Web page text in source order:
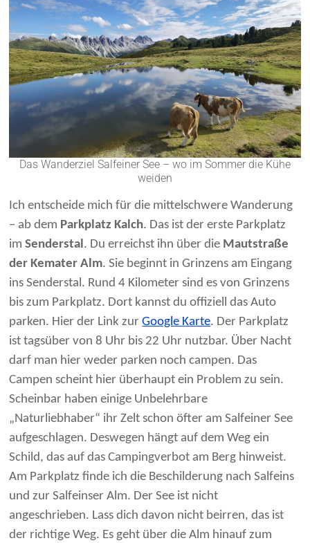
Das Wanderziel Salfeiner See – wo im Sommer die Kühe
weiden
Ich entscheide mich für die mittelschwere Wanderung
– ab dem Parkplatz Kalch. Das ist der erste Parkplatz
imSenderstal. Du erreichst ihn über die Mautstraße
der Kemater Alm. Sie beginnt in Grinzens am Eingang
ins Senderstal. Rund 4 Kilometer sind es von Grinzens
bis zum Parkplatz. Dort kannst du offiziell das Auto
parken. Hier der Link zurGoogle Karte. Der Parkplatz
ist tagsüber von 8 Uhr bis 22 Uhr nutzbar. Über Nacht
darf man hier weder parken noch campen. Das
Campen scheint hier überhaupt ein Problem zu sein.
Scheinbar haben einige Unbelehrbare
„Naturliebhaber“ ihr Zelt schon öfter am Salfeiner See
aufgeschlagen. Deswegen hängt auf dem Weg ein
Schild, das auf das Campingverbot am Berg hinweist.
Am Parkplatz finde ich die Beschilderung nach Salfeins
und zur Salfeinser Alm. Der See ist nicht
angeschrieben. Lass dich davon nicht beirren, das ist
der richtige Weg. Es geht über die Alm hinauf zum